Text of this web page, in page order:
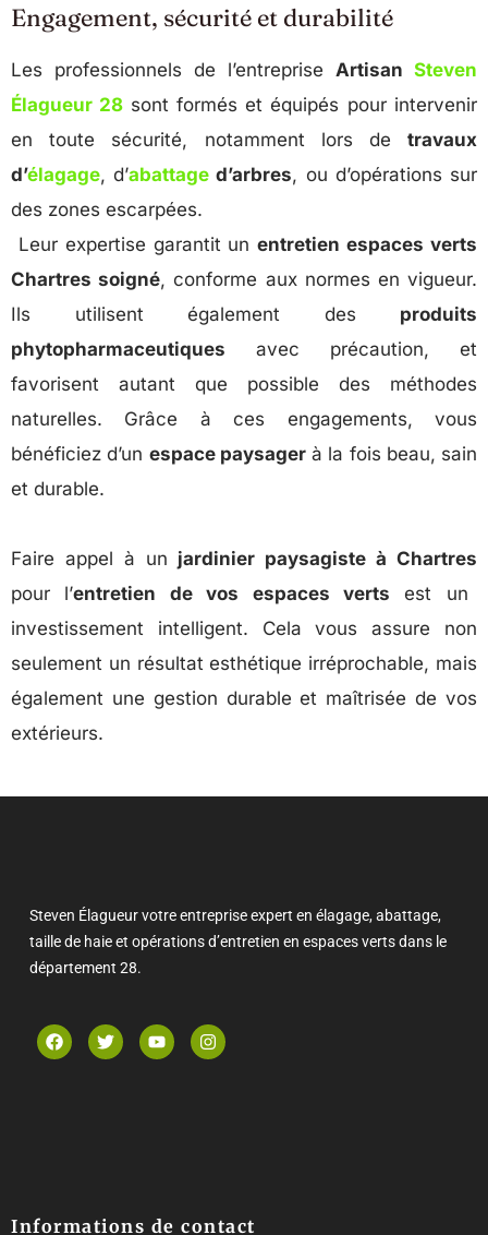
Engagement, sécurité et durabilité
Les professionnels de l’entreprise Artisan Steven
Élagueur 28 sont formés et équipés pour intervenir
en toute sécurité, notamment lors de travaux
d’élagage, d’abattage d’arbres, ou d’opérations sur
des zones escarpées.
Leur expertise garantit unentretien espaces verts
Chartres soigné, conforme aux normes en vigueur.
Ils utilisent également des produits
phytopharmaceutiques avec précaution, et
favorisent autant que possible des méthodes
naturelles. Grâce à ces engagements, vous
bénéficiez d’un espace paysagerà la fois beau, sain
et durable.
Faire appel à un jardinier paysagiste à Chartres
pour l’entretien de vos espaces verts est un
investissement intelligent. Cela vous assure non
seulement un résultat esthétique irréprochable, mais
également une gestion durable et maîtrisée de vos
extérieurs.
Steven Élagueur votre entreprise expert en élagage, abattage,
taille de haie et opérations d’entretien en espaces verts dans le
département 28.
Informations de contact